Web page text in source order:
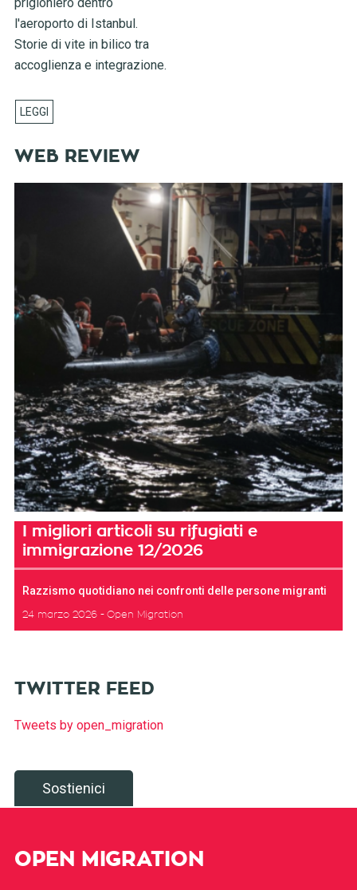
l'aeroporto di Istanbul.
Storie di vite in bilico tra
accoglienza e integrazione.
WEB REVIEW
I migliori articoli su rifugiati e
immigrazione 12/2026
Razzismo quotidiano nei confronti delle persone migranti
24 marzo 2026 Open Migration
TWITTER FEED
Tweets by open_migration
Sostienici
OPEN MIGRATION